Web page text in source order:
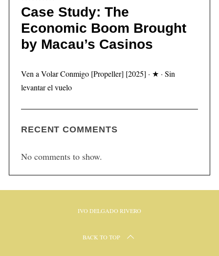
Case Study: The
Economic Boom Brought
by Macau’s Casinos
Ven a Volar Conmigo [Propeller] [2025] · ★ · Sin
levantar el vuelo
RECENT COMMENTS
No comments to show.
IVO DELGADO RIVERO
BACK TO TOP